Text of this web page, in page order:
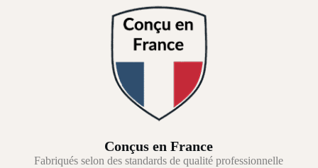
Conçus en France
Fabriqués selon des standards de qualité professionnelle